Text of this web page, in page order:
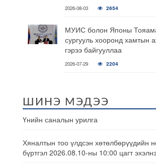
2026-08-03 2654
МУИС болон Японы
сургууль хооронд хамтын
гэрээ байгууллаа
2026-07-29 2204
ШИНЭ МЭДЭЭ
Үнийн саналын урилга
Хяналтын тоо үлдсэн хөтөлбөрүүдийн
бүртгэл 2026.08.10-ны 10:00 цагт